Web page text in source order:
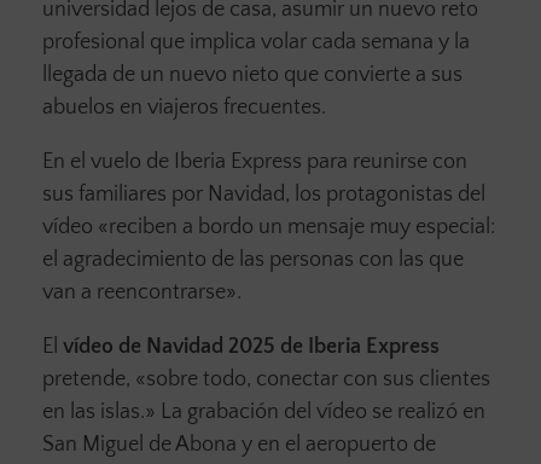
universidad lejos de casa, asumir un nuevo reto
profesional que implica volar cada semana y la
llegada de un nuevo nieto que convierte a sus
abuelos en viajeros frecuentes.
En el vuelo de Iberia Express para reunirse con
sus familiares por Navidad, los protagonistas del
vídeo «reciben a bordo un mensaje muy especial:
el agradecimiento de las personas con las que
van a reencontrarse».
El vídeo de Navidad 2025 de Iberia Express
pretende, «sobre todo, conectar con sus clientes
en las islas.» La grabación del vídeo se realizó en
San Miguel de Abona y en el aeropuerto de